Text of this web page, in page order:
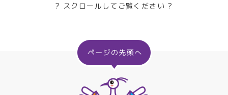
? スクロールしてご覧ください ?